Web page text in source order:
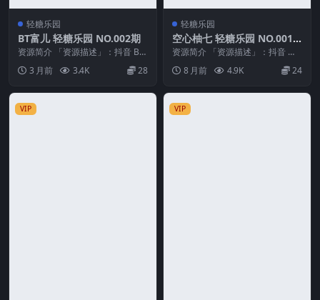
轻糖乐园
BT富儿 轻糖乐园 NO.002期
资源简介 「资源描述」：抖音 BT
富儿 轻糖乐园 NO.002期 【27P】
「...3 月前 3.4K 28
轻糖乐园
空心柚七 轻糖乐园 NO.001
期
资源简介 「资源描述」：抖音 空
心柚七 轻糖乐园 NO.001期 【30
P】 「...
8 月前 4.9K 24
VIP VIP